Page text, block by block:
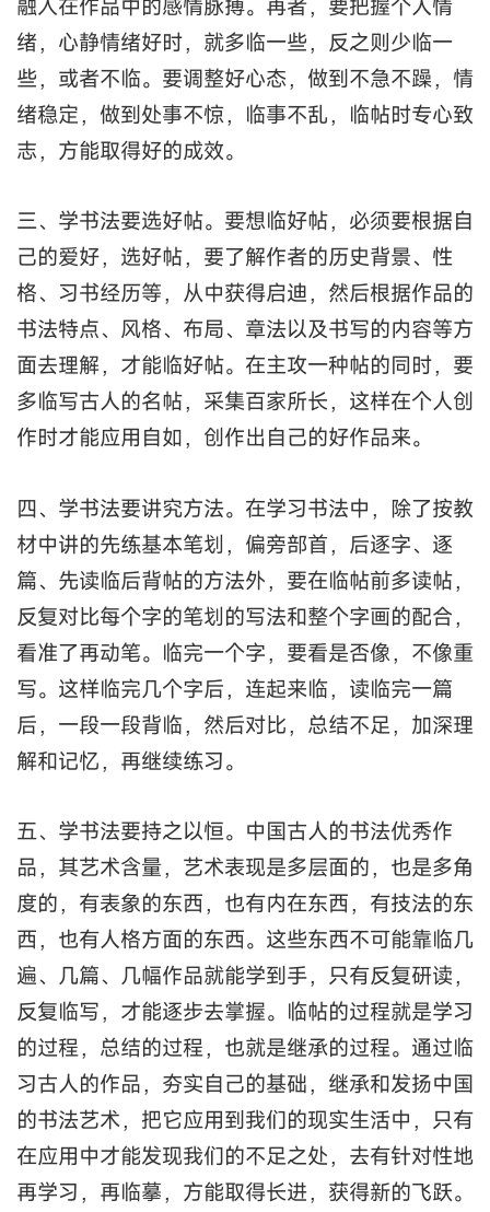
融入在作品中的感情脉搏。再者，要把握个人情
绪，心静情绪好时，就多临一些，反之则少临一
些，或者不临。要调整好心态，做到不急不躁，情
绪稳定，做到处事不惊，临事不乱，临帖时专心致
志，方能取得好的成效。
三、学书法要选好帖。要想临好帖，必须要根据自
己的爱好，选好帖，要了解作者的历史背景、性
格、习书经历等，从中获得启迪，然后根据作品的
书法特点、风格、布局、章法以及书写的内容等方
面去理解，才能临好帖。在主攻一种帖的同时，要
多临写古人的名帖，采集百家所长，这样在个人创
作时才能应用自如，创作出自己的好作品来。
四、学书法要讲究方法。在学习书法中，除了按教
材中讲的先练基本笔划，偏旁部首，后逐字、逐
篇、先读临后背帖的方法外，要在临帖前多读帖，
反复对比每个字的笔划的写法和整个字画的配合，
看准了再动笔。临完一个字，要看是否像，不像重
写。这样临完几个字后，连起来临，读临完一篇
后，一段一段背临，然后对比，总结不足，加深理
解和记忆，再继续练习。
五、学书法要持之以恒。中国古人的书法优秀作
品，其艺术含量，艺术表现是多层面的，也是多角
度的，有表象的东西，也有内在东西，有技法的东
西，也有人格方面的东西。这些东西不可能靠临几
遍、几篇、几幅作品就能学到手，只有反复研读，
反复临写，才能逐步去掌握。临帖的过程就是学习
的过程，总结的过程，也就是继承的过程。通过临
习古人的作品，夯实自己的基础，继承和发扬中国
的书法艺术，把它应用到我们的现实生活中，只有
在应用中才能发现我们的不足之处，去有针对性地
再学习，再临摹，方能取得长进，获得新的飞跃。